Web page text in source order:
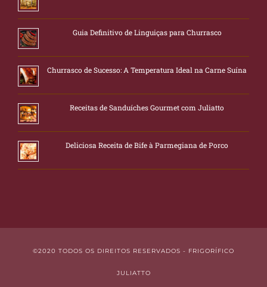
Guia Definitivo de Linguiças para Churrasco
Churrasco de Sucesso: A Temperatura Ideal na Carne Suína
Receitas de Sanduíches Gourmet com Juliatto
Deliciosa Receita de Bife à Parmegiana de Porco
©2020 TODOS OS DIREITOS RESERVADOS - FRIGORÍFICO
JULIATTO